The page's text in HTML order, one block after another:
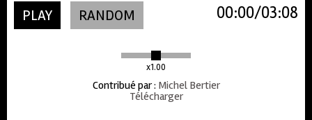
PLAY RANDOM
x1.00
03:08
00:00
Contribué par: Michel Bertier
Télécharger